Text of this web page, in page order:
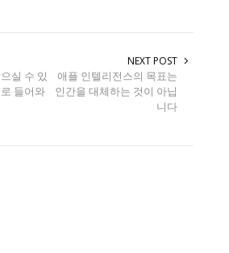
실 수 있
들어와
NEXT POST
애플 인텔리전스의 목표는
인간을 대체하는 것이 아닙
니다